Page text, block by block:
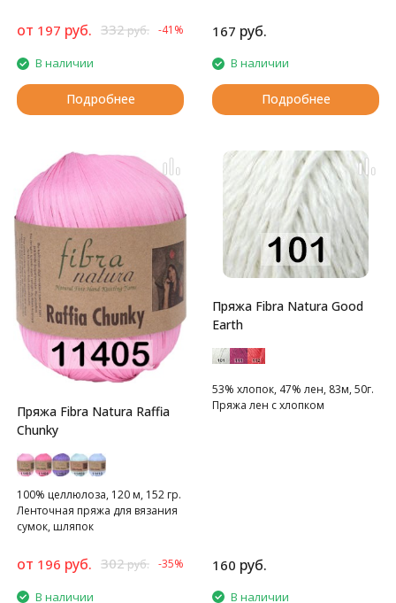
от 197 руб. 332руб. -41%
В наличии
Подробнее
167 руб.
В наличии
Подробнее
Пряжа Fibra Natura Raffia
Chunky
100% целлюлоза, 120 м, 152 гр.
Ленточная пряжа для вязания
сумок, шляпок
от 196 руб. 302руб. -35%
В наличии
Пряжа Fibra Natura Good
Earth
53% хлопок, 47% лен, 83м, 50г.
Пряжа лен с хлопком
160 руб.
В наличии